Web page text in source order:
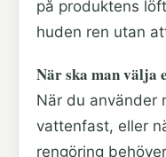
på produktens
huden ren utan
När ska man välja
När du använder
vattenfast, eller
rengöring